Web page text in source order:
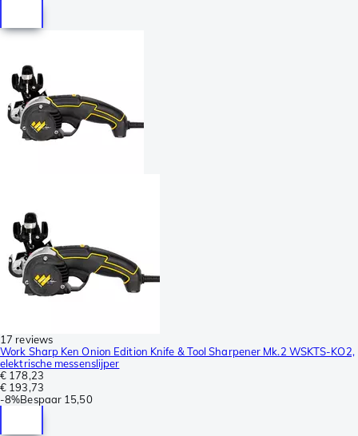
17 reviews
Work Sharp Ken Onion Edition Knife & Tool Sharpener Mk.2 WSKTS-KO2,
elektrische messenslijper
€ 178,23
€ 193,73
-8%Bespaar 15,50